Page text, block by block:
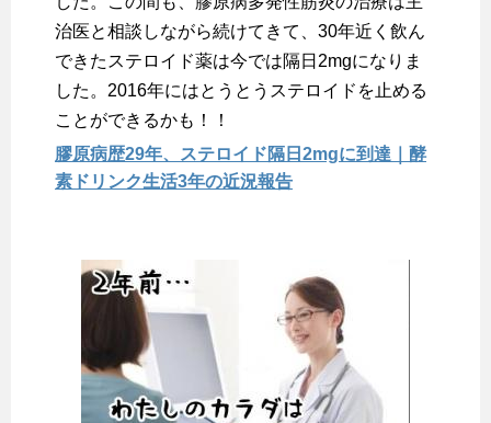
治医と相談しながら続けてきて、30年近く飲ん
できたステロイド薬は今では隔日2mgになりま
した。2016年にはとうとうステロイドを止める
ことができるかも！！
膠原病歴29年、ステロイド隔日2mgに到達｜酵
素ドリンク生活3年の近況報告